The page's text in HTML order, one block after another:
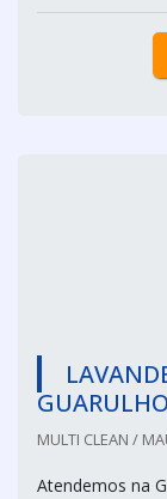
MULTI CLEAN /
Atendemos na